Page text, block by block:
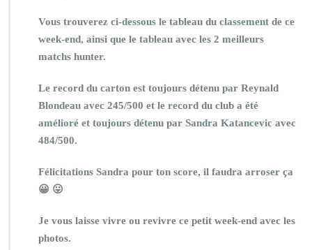
Vous trouverez ci-dessous le tableau du classement de ce
week-end, ainsi que le tableau avec les 2 meilleurs
matchs hunter.
Le record du carton est toujours détenu par Reynald
Blondeau avec 245/500 et le record du club a été
amélioré et toujours détenu par Sandra Katancevic avec
484/500.
Félicitations Sandra pour ton score, il faudra arroser ça
😀 😛
Je vous laisse vivre ou revivre ce petit week-end avec les
photos.